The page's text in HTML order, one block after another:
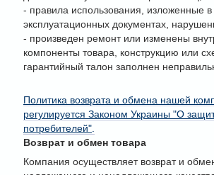
- правила использования, изложенные в
эксплуатационных документах,
- произведен ремонт или изменены
компоненты товара, конструкцию или
гарантийный талон заполнен
Политика возврата и обмена нашей
регулируется Законом Украины "О
потребителей".
Возврат и обмен товара
Компания осуществляет возврат и